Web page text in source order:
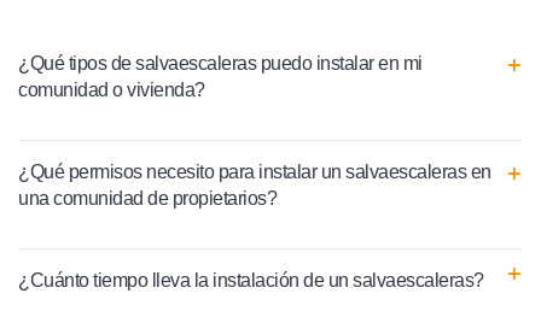
¿Qué tipos de salvaescaleras puedo instalar en mi
comunidad o vivienda?
¿Qué permisos necesito para instalar un salvaescaleras en
una comunidad de propietarios?
¿Cuánto tiempo lleva la instalación de un salvaescaleras?